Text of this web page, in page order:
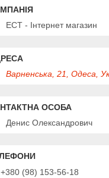
ЕСТ - Інтернет магазин
Варненська, 21, Одеса,
Денис Олександрович
+380 (98) 153-56-18